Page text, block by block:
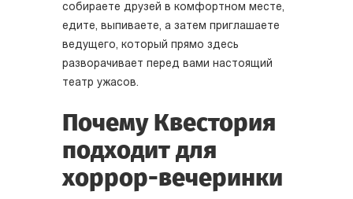
собираете друзей в комфортном месте,
едите, выпиваете, а затем приглашаете
ведущего, который прямо здесь
разворачивает перед вами настоящий
театр ужасов.
Почему Квестория
подходит для
хоррор-вечеринки